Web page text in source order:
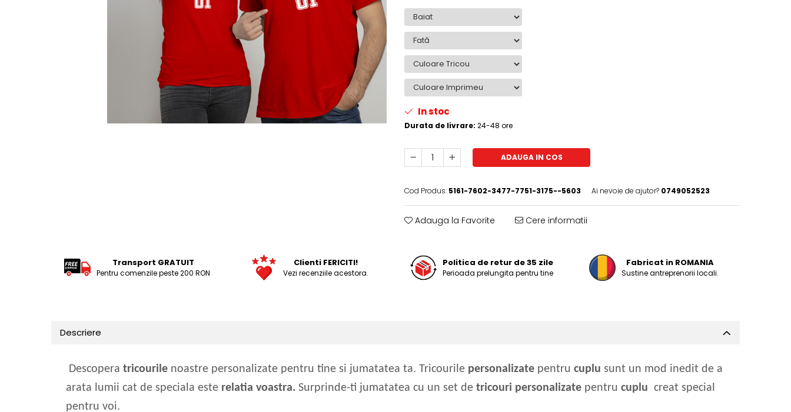
Tricouri Pensionari
Tricouri Animalute
Tricouri Mesaje Virale
Tricouri Zicale Romanesti
Tricouri Copii
In stoc
Durata de livrare: 24-48 ore
ADAUGA IN COS
Cod Produs: 5161-7602-3477-7751-3175--5603 Ai nevoie de ajutor? 0749052523
Adauga la Favorite Cere informatii
Transport GRATUIT
Pentru comenzile peste 200 RON
Clienti FERICITI!
Vezi recenziile acestora.
Politica de retur de 35 zile
Perioada prelungita pentru tine
Fabricat in ROMANIA
Sustine antreprenorii locali.
Descriere
Descopera tricourile noastre personalizate pentru tine si jumatatea ta. Tricourile personalizate pentru cuplu sunt un mod inedit de a
arata lumii cat de speciala este relatia voastra. Surprinde-ti jumatatea cu un set de tricouri personalizate pentru cuplu creat special
pentru voi.